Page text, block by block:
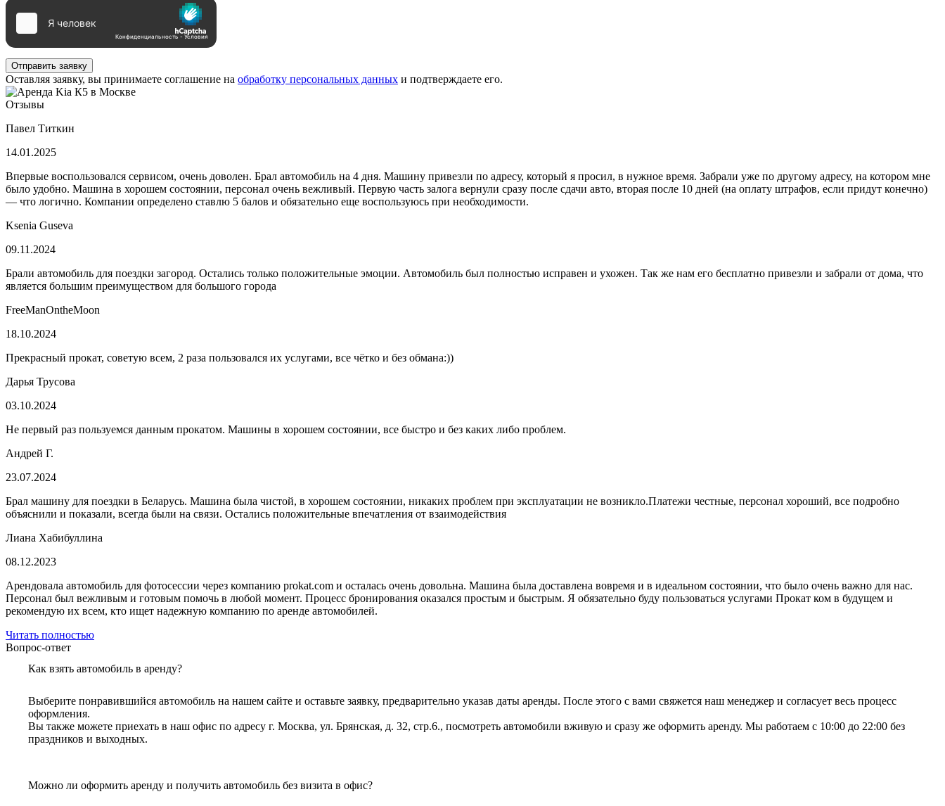
Отправить заявку
Оставляя заявку, вы принимаете соглашение на обработку персональных данных и подтверждаете его.
Отзывы
Павел Титкин
14.01.2025
Впервые воспользовался сервисом, очень доволен. Брал автомобиль на 4 дня. Машину привезли по адресу, который я просил, в нужное время. Забрали уже по другому адресу, на котором мне
было удобно. Машина в хорошем состоянии, персонал очень вежливый. Первую часть залога вернули сразу после сдачи авто, вторая после 10 дней (на оплату штрафов, если придут конечно)
— что логично. Компании определено ставлю 5 балов и обязательно еще воспользуюсь при необходимости.
Ksenia Guseva
09.11.2024
Брали автомобиль для поездки загород. Остались только положительные эмоции. Автомобиль был полностью исправен и ухожен. Так же нам его бесплатно привезли и забрали от дома, что
является большим преимуществом для большого города
FreeManOntheMoon
18.10.2024
Прекрасный прокат, советую всем, 2 раза пользовался их услугами, все чётко и без обмана:))
Дарья Трусова
03.10.2024
Не первый раз пользуемся данным прокатом. Машины в хорошем состоянии, все быстро и без каких либо проблем.
Андрей Г.
23.07.2024
Брал машину для поездки в Беларусь. Машина была чистой, в хорошем состоянии, никаких проблем при эксплуатации не возникло.Платежи честные, персонал хороший, все подробно
объяснили и показали, всегда были на связи. Остались положительные впечатления от взаимодействия
Лиана Хабибуллина
08.12.2023
Арендовала автомобиль для фотосессии через компанию prokat.com и осталась очень довольна. Машина была доставлена вовремя и в идеальном состоянии, что было очень важно для нас.
Персонал был вежливым и готовым помочь в любой момент. Процесс бронирования оказался простым и быстрым. Я обязательно буду пользоваться услугами Прокат ком в будущем и
рекомендую их всем, кто ищет надежную компанию по аренде автомобилей.
Читать полностью
Вопрос-ответ
Как взять автомобиль в аренду?
Выберите понравившийся автомобиль на нашем сайте и оставьте заявку, предварительно указав даты аренды. После этого с вами свяжется наш менеджер и согласует весь процесс
оформления.
Вы также можете приехать в наш офис по адресу г. Москва, ул. Брянская, д. 32, стр.6., посмотреть автомобили вживую и сразу же оформить аренду. Мы работаем с 10:00 до 22:00 без
праздников и выходных.
Можно ли оформить аренду и получить автомобиль без визита в офис?